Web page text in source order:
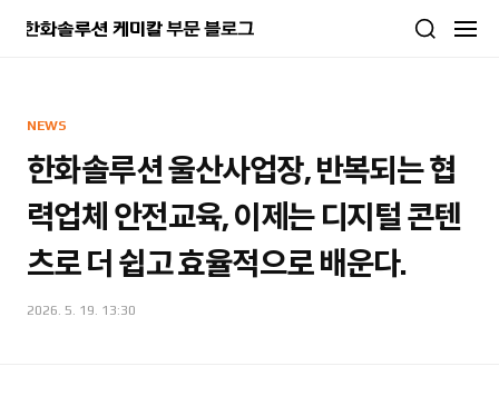
NEWS
한화솔루션 울산사업장, 반복되는 협
력업체 안전교육, 이제는 디지털 콘텐
츠로 더 쉽고 효율적으로 배운다.
2026. 5. 19. 13:30